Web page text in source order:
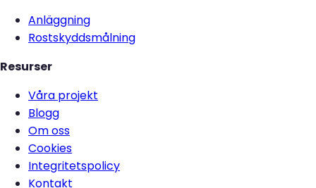
Anläggning
Rostskyddsmålning
Resurser
Våra projekt
Blogg
Om oss
Cookies
Integritetspolicy
Kontakt